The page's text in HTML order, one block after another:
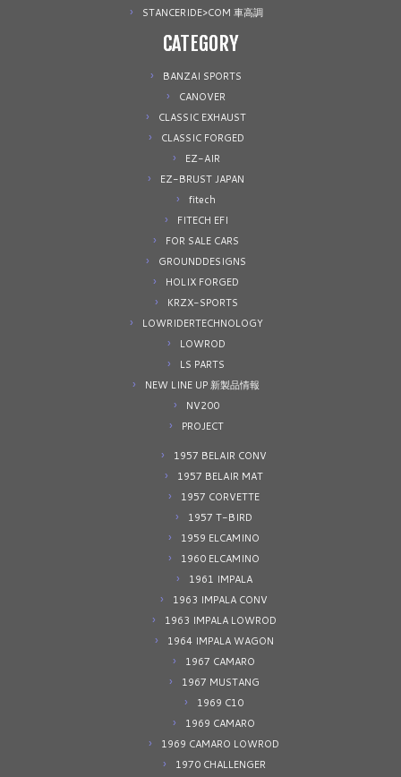
STANCERIDE>COM 車高調
CATEGORY
BANZAI SPORTS
CANOVER
CLASSIC EXHAUST
CLASSIC FORGED
EZ-AIR
EZ-BRUST JAPAN
fitech
FITECH EFI
FOR SALE CARS
GROUNDDESIGNS
HOLIX FORGED
KRZX-SPORTS
LOWRIDERTECHNOLOGY
LOWROD
LS PARTS
NEW LINE UP 新製品情報
NV200
PROJECT
1957 BELAIR CONV
1957 BELAIR MAT
1957 CORVETTE
1957 T-BIRD
1959 ELCAMINO
1960 ELCAMINO
1961 IMPALA
1963 IMPALA CONV
1963 IMPALA LOWROD
1964 IMPALA WAGON
1967 CAMARO
1967 MUSTANG
1969 C10
1969 CAMARO
1969 CAMARO LOWROD
1970 CHALLENGER